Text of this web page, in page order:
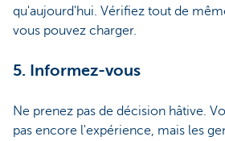
qu'aujourd'hui. Vérifiez tout de
vous pouvez charger.
5. Informez-vous
Ne prenez pas de décision hâtive.
pas encore l'expérience, mais les